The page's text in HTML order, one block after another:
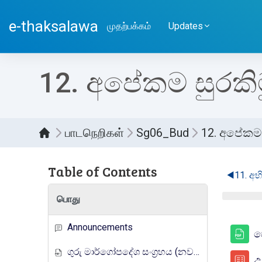
e-thaksalawa முதற்பக்கம் Updates
12. අපේකම
பாடநெறிகள் Sg06_Bud 12.
Table of Contents
பொது
Announcements
ගුරු මාර්ගෝපදේශ සංග්‍රහය (නව නිර්දේශය)
◀︎11.